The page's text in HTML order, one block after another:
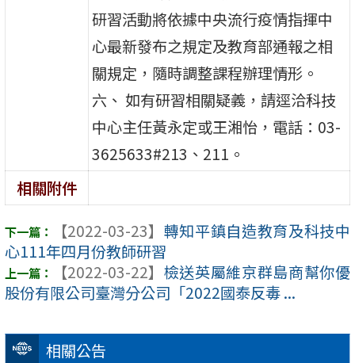
相關公告
研習活動將依據中央流行疫情指揮中
心最新發布之規定及教育部通報之相
關規定，隨時調整課程辦理情形。
六、 如有研習相關疑義，請逕洽科技
中心主任黃永定或王湘怡，電話：03-
3625633#213、211。
相關附件
【2022-03-23】 轉知平鎮自造教育及科技中
心111年四月份教師研習
【2022-03-22】 檢送英屬維京群島商幫你優
股份有限公司臺灣分公司「2022國泰反毒 ...